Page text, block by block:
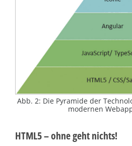
Abb. 2: Die Pyramide der
modernen
HTML5 – ohne geht nichts!